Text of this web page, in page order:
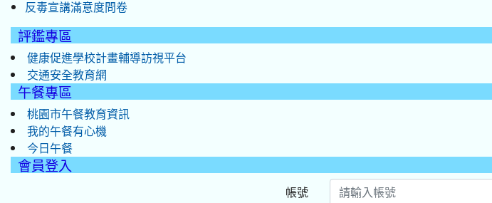
反毒宣講滿意度問卷
評鑑專區
健康促進學校計畫輔導訪視平台
交通安全教育網
午餐專區
桃園市午餐教育資訊
我的午餐有心機
今日午餐
會員登入
帳號